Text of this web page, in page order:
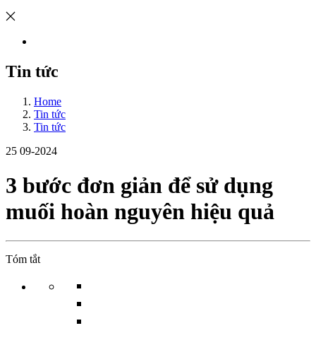
Tin tức
Home
Tin tức
Tin tức
25 09-2024
3 bước đơn giản để sử dụng
muối hoàn nguyên hiệu quả
Tóm tắt